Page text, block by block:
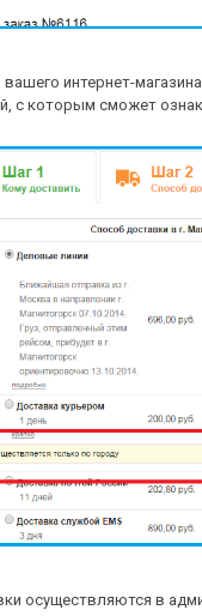
интернет-
с которым сможет
осуществляются в